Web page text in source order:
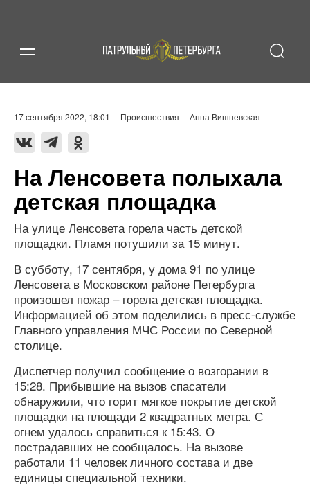
17 сентября 2022, 18:01 Происшествия Анна Вишневская
На Ленсовета полыхала
детская площадка
На улице Ленсовета горела часть детской
площадки. Пламя потушили за 15 минут.
В субботу, 17 сентября, у дома 91 по улице
Ленсовета в Московском районе Петербурга
произошел пожар – горела детская площадка.
Информацией об этом поделились в пресс-службе
Главного управления МЧС России по Северной
столице.
Диспетчер получил сообщение о возгорании в
15:28. Прибывшие на вызов спасатели
обнаружили, что горит мягкое покрытие детской
площадки на площади 2 квадратных метра. С
огнем удалось справиться к 15:43. О
пострадавших не сообщалось. На вызове
работали 11 человек личного состава и две
единицы специальной техники.